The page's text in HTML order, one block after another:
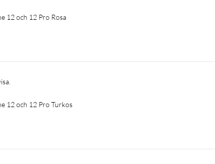
12 och 12 Pro Rosa
12 och 12 Pro Turkos